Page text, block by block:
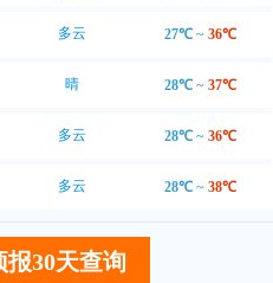
多云 27℃ ~ 36℃
晴 28℃ ~ 37℃
多云 28℃ ~ 36℃
多云 28℃ ~ 38℃
30天查询